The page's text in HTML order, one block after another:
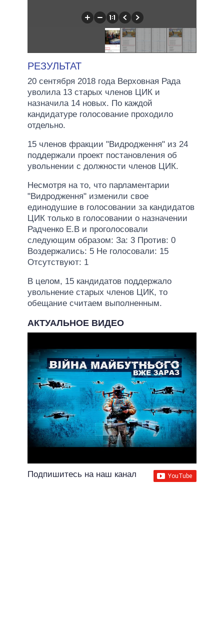
РЕЗУЛЬТАТ
20 сентября 2018 года Верховная Рада
уволила 13 старых членов ЦИК и
назначила 14 новых. По каждой
кандидатуре голосование проходило
отдельно.
15 членов фракции "Видродження" из 24
поддержали проект постановления об
увольнении с должности членов ЦИК.
Несмотря на то, что парламентарии
"Видродження" изменили свое
единодушие в голосовании за кандидатов
ЦИК только в голосовании о назначении
Радченко Е.В и проголосовали
следующим образом: За: 3 Против: 0
Воздержались: 5 Не голосовали: 15
Отсутствуют: 1
В целом, 15 кандидатов поддержало
увольнение старых членов ЦИК, то
обещание считаем выполненным.
АКТУАЛЬНОЕ ВИДЕО
Подпишитесь на наш канал